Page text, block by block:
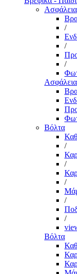
Ασφάλεια
/
/
/
Ασφάλεια
Βόλτα
/
/
/
/
/
Βόλτα